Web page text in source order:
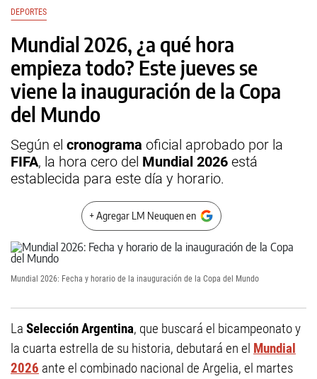
DEPORTES
Mundial 2026, ¿a qué hora
empieza todo? Este jueves se
viene la inauguración de la Copa
del Mundo
Según el cronograma oficial aprobado por la
FIFA, la hora cero del Mundial 2026 está
establecida para este día y horario.
+ Agregar LM Neuquen en
Mundial 2026: Fecha y horario de la inauguración de la Copa del Mundo
La Selección Argentina, que buscará el bicampeonato y
la cuarta estrella de su historia, debutará en el Mundial
2026 ante el combinado nacional de Argelia, el martes